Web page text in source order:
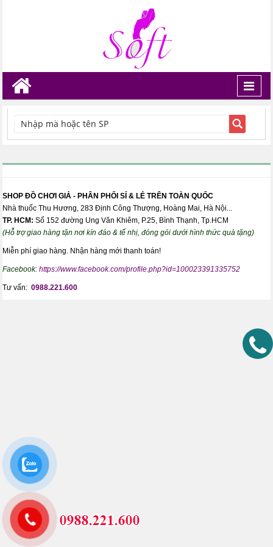
TÌM KIẾM
SHOP ĐỒ CHƠI GIẢ - PHÂN PHỐI SỈ & LẺ TRÊN TOÀN QUỐC
Nhà thuốc Thu Hương, 283 Định Công Thượng, Hoàng Mai, Hà Nội...
TP. HCM: Số 152 đường Ung Văn Khiêm, P.25, Bình Thạnh, Tp.HCM
(Hỗ trợ giao hàng tận nơi kín đáo & tế nhị, đóng gói dưới hình thức quà tặng)
Miễn phí giao hàng. Nhận hàng mới thanh toán!
Facebook:https://www.facebook.com/profile.php?id=100023391335752
Tư vấn:0988.221.600